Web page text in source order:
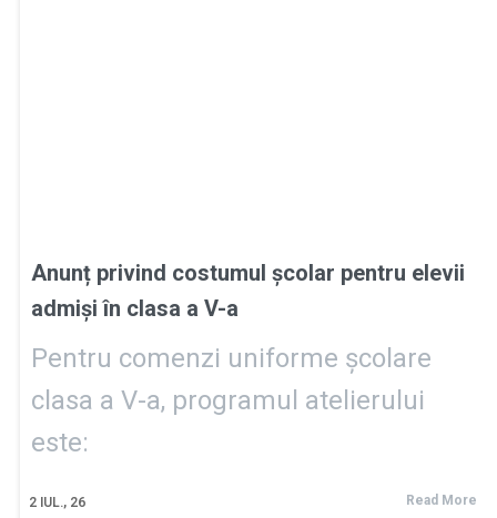
Anunț privind costumul școlar pentru elevii
admiși în clasa a V-a
2 IUL., 26
Pentru comenzi uniforme școlare
clasa a V-a, programul atelierului
este:
Read More